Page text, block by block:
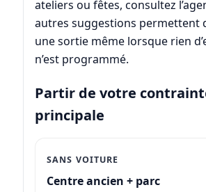
ateliers ou fêtes, consultez
autres suggestions permettent
une sortie même lorsque rien
n’est programmé.
Partir de votre
principale
SANS VOITURE
Centre ancien + parc